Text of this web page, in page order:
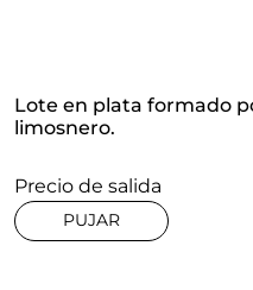
Lote en plata formado
limosnero.
Precio de salida
PUJAR